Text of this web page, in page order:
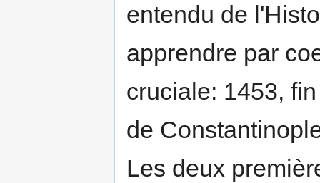
entendu de
apprendre par
cruciale: 1453,
de
Les deux